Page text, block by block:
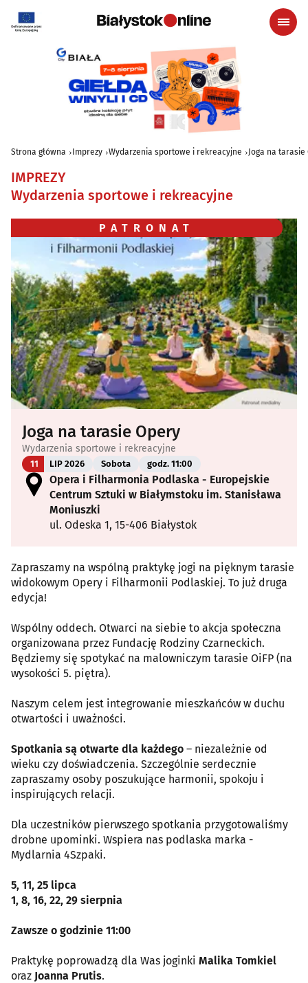
Strona główna Imprezy Wydarzenia sportowe i rekreacyjne Joga na tarasie
IMPREZY
Wydarzenia sportowe i rekreacyjne
PATRONAT
Joga na tarasie Opery
Wydarzenia sportowe i rekreacyjne
11 LIP 2026 Sobota godz. 11:00
Opera i Filharmonia Podlaska - Europejskie
Centrum Sztuki w Białymstoku im. Stanisława
Moniuszki
ul. Odeska 1, 15-406 Białystok
Zapraszamy na wspólną praktykę jogi na pięknym tarasie
widokowym Opery i Filharmonii Podlaskiej. To już druga
edycja!
Wspólny oddech. Otwarci na siebie to akcja społeczna
organizowana przez Fundację Rodziny Czarneckich.
Będziemy się spotykać na malowniczym tarasie OiFP (na
wysokości 5. piętra).
Naszym celem jest integrowanie mieszkańców w duchu
otwartości i uważności.
Spotkania są otwarte dla każdego – niezależnie od
wieku czy doświadczenia. Szczególnie serdecznie
zapraszamy osoby poszukujące harmonii, spokoju i
inspirujących relacji.
Dla uczestników pierwszego spotkania przygotowaliśmy
drobne upominki. Wspiera nas podlaska marka -
Mydlarnia 4Szpaki.
5, 11, 25 lipca
1, 8, 16, 22, 29 sierpnia
Zawsze o godzinie 11:00
Praktykę poprowadzą dla Was joginki Malika Tomkiel
oraz Joanna Prutis.